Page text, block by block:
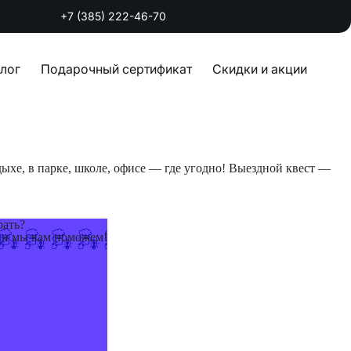
+7 (385) 222-46-70
Подарочный сертификат Скидки и акции
в парке, школе, офисе — где угодно! Выездной квест —
мы вам поможем!